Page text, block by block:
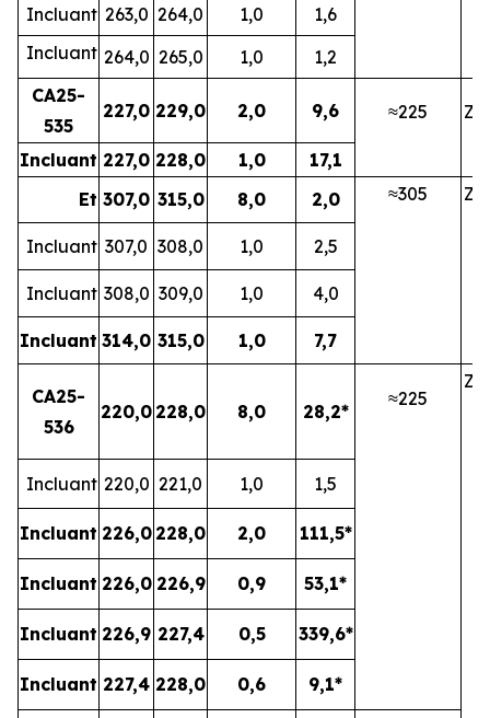
Incluant 263,0 264,0 1,0
1,6
Incluant 264,0 265,0 1,0
1,2
CA25-
535
227,0 229,0 2,0 9,6 ≈225
Incluant 227,0 228,0 1,0
17,1
Et 307,0 315,0 8,0 2,0 ≈305
Incluant 307,0 308,0 1,0 2,5
Incluant 308,0 309,0 1,0 4,0
Incluant 314,0 315,0 1,0 7,7
CA25-
536
220,0 228,0 8,0 28,2*
≈225
Incluant 220,0 221,0 1,0 1,5
Incluant 226,0 228,0 2,0 111,5*
Incluant 226,0 226,9 0,9 53,1*
Incluant 226,9 227,4 0,5 339,6*
Incluant 227,4 228,0 0,6 9,1*